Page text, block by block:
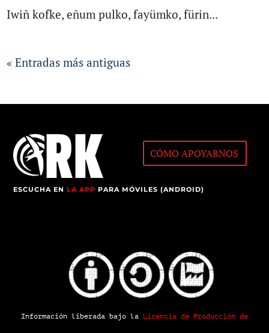
Iwiñ kofke, eñum pulko, fayümko, fürin...
« Entradas más antiguas
CÓMO APOYARNOS
ESCUCHA ENLA APP PARA MÓVILES (ANDROID)
Información liberada bajo la Licencia de Producción de